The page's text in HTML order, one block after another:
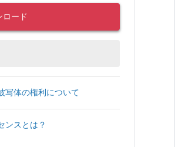
ロード
写体の権利について
ンスとは？